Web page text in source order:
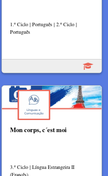
1.º Ciclo | Português | 2.º Ciclo |
Português
Mon corps, c´est moi
3.º Ciclo | Língua Estrangeira II